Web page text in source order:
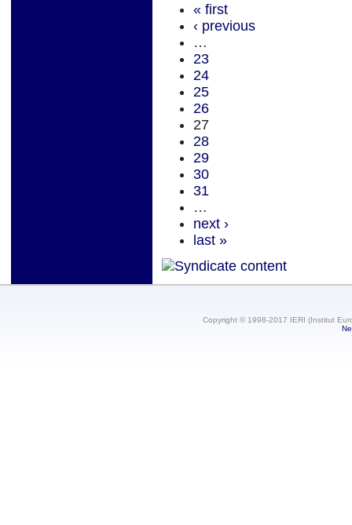
« first
‹ previous
…
23
24
25
26
27
28
29
30
31
…
next ›
last »
Copyright © 1998-2017 IERI (Institut